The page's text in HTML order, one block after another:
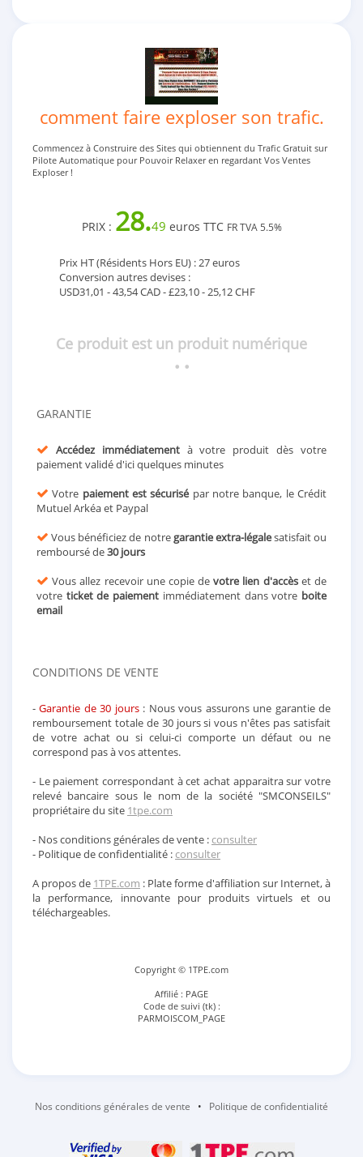
comment faire exploser son trafic.
Commencez à Construire des Sites qui obtiennent du Trafic Gratuit sur
Pilote Automatique pour Pouvoir Relaxer en regardant Vos Ventes
Exploser !
PRIX : 28.49 euros TTC FR TVA 5.5%
Prix HT (Résidents Hors EU) : 27 euros
Conversion autres devises :
USD31,01 - 43,54 CAD - £23,10 - 25,12 CHF
Ce produit est un produit numérique
• •
GARANTIE
Accédez immédiatementà votre produit dès votre
paiement validé d'ici quelques minutes
Votre paiement est sécurisé par notre banque, le Crédit
Mutuel Arkéa et Paypal
Vous bénéficiez de notregarantie extra-légalesatisfait ou
remboursé de30 jours
Vous allez recevoir une copie devotre lien d'accèset de
votre ticket de paiement immédiatement dans votre boite
email
CONDITIONS DE VENTE
-Garantie de 30 jours: Nous vous assurons une garantie de
remboursement totale de 30 jours si vous n'êtes pas satisfait
de votre achat ou si celui-ci comporte un défaut ou ne
correspond pas à vos attentes.
- Le paiement correspondant à cet achat apparaitra sur votre
relevé bancaire sous le nom de la société "SMCONSEILS"
propriétaire du site 1tpe.com
- Nos conditions générales de vente :consulter
- Politique de confidentialité :consulter
A propos de 1TPE.com : Plate forme d'affiliation sur Internet, à
la performance, innovante pour produits virtuels et ou
téléchargeables.
Copyright © 1TPE.com
Affilié : PAGE
Code de suivi (tk) :
PARMOISCOM_PAGE
Nos conditions générales de vente • Politique de confidentialité